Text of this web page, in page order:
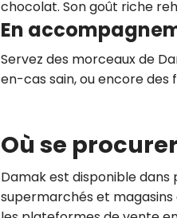
chocolat. Son goût riche
En
Servez des morceaux de
en-cas sain, ou encore
Où se
Damak est disponible dans
supermarchés et